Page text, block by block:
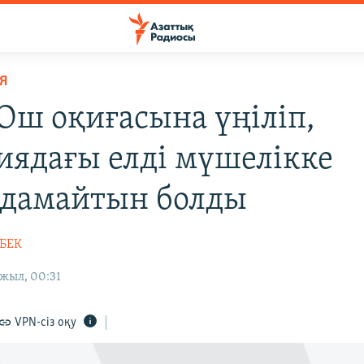
оқиғасына үңіліп,
елді мүшелікке
болды
00:31
VPN-сіз оқу